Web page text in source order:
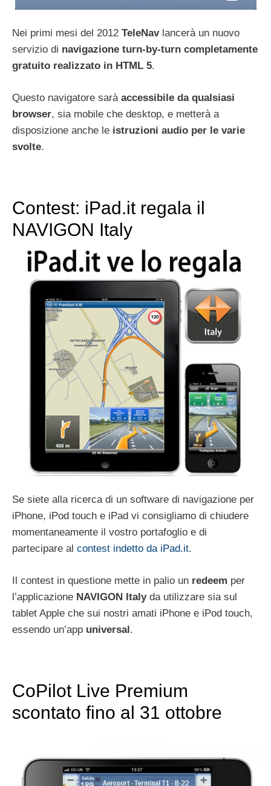
Nei primi mesi del 2012 TeleNavlancerà un nuovo
servizio di navigazione turn-by-turn completamente
gratuito realizzato in HTML 5.
Questo navigatore sarà accessibile da qualsiasi
browser, sia mobile che desktop, e metterà a
disposizione anche le istruzioni audio per le varie
svolte.
Contest: iPad.it regala il
NAVIGON Italy
Se siete alla ricerca di un software di navigazione per
iPhone, iPod touch e iPad vi consigliamo di chiudere
momentaneamente il vostro portafoglio e di
partecipare al contest indetto da iPad.it.
Il contest in questione mette in palio un redeem per
l’applicazione NAVIGON Italyda utilizzare sia sul
tablet Apple che sui nostri amati iPhone e iPod touch,
essendo un’app universal.
CoPilot Live Premium
scontato fino al 31 ottobre